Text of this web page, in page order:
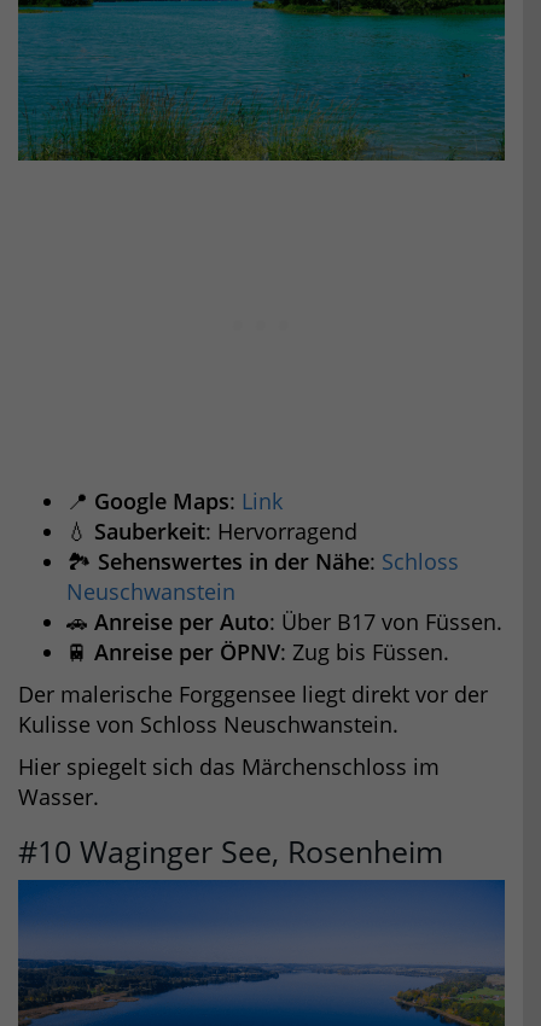
📍 Google Maps: Link
💧 Sauberkeit: Hervorragend
🏞️ Sehenswertes in der Nähe: Schloss
Neuschwanstein
🚗 Anreise per Auto: Über B17 von Füssen.
🚆 Anreise per ÖPNV: Zug bis Füssen.
Der malerische Forggensee liegt direkt vor der
Kulisse von Schloss Neuschwanstein.
Hier spiegelt sich das Märchenschloss im
Wasser.
#10 Waginger See, Rosenheim